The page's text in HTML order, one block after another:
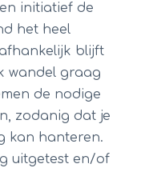
initiatief de
het heel
blijft
wandel graag
de nodige
zodanig dat je
kan hanteren.
uitgetest en/of